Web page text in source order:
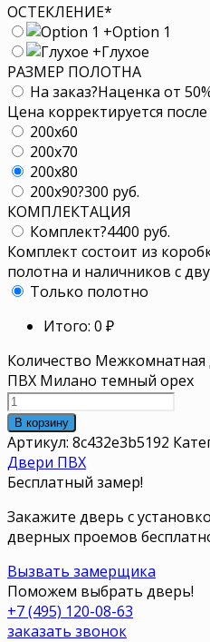
ОСТЕКЛЕНИЕ*
+Option 1
+Глухое
РАЗМЕР ПОЛОТНА
На заказ?Наценка от
Цена корректируется
200x60
200x70
200x80
200x90?300 руб.
КОМПЛЕКТАЦИЯ
Комплект?4400 руб.
Комплект состоит из
полотна и наличников с
Только полотно
Итого: 0 ₽
Количество Межкомнатная
ПВХ Милано темный орех
В корзину
Артикул: 8c432e3b5192
Двери ПВХ
Бесплатный замер!
Закажите дверь с
дверных проемов
Вызвать замерщика
Поможем выбрать дверь!
+7 (495) 120-08-63
заказать звонок